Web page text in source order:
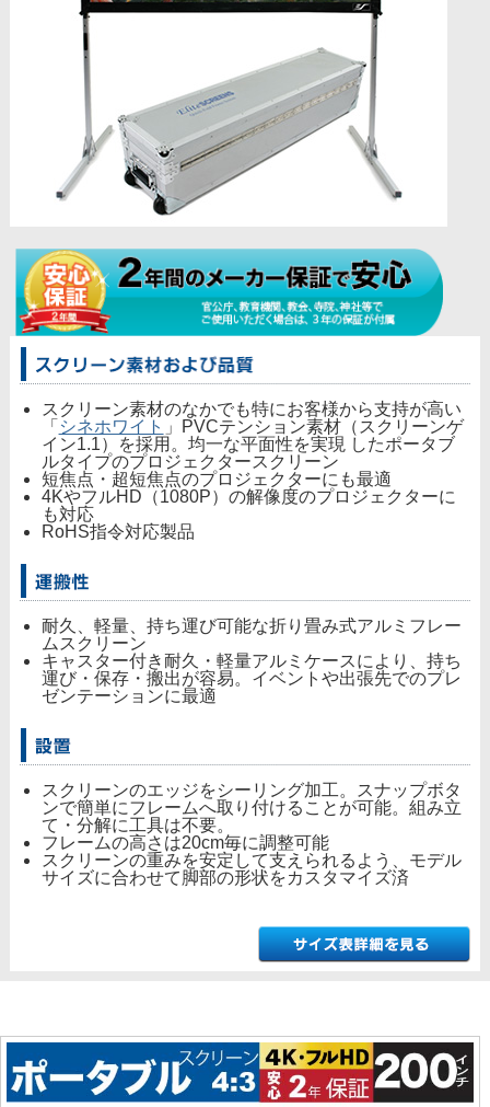
スクリーン素材のなかでも特にお客様から支持が高い
「 シネホワイト 」PVCテンション素材（スクリーンゲ
イン1.1）を採用。均一な平面性を実現 したポータブ
ルタイプのプロジェクタースクリーン
短焦点・超短焦点のプロジェクターにも最適
4KやフルHD（1080P）の解像度のプロジェクターに
も対応
RoHS指令対応製品
耐久、軽量、持ち運び可能な折り畳み式アルミフレー
ムスクリーン
キャスター付き耐久・軽量アルミケースにより、持ち
運び・保存・搬出が容易。イベントや出張先でのプレ
ゼンテーションに最適
スクリーンのエッジをシーリング加工。スナップボタ
ンで簡単にフレームへ取り付けることが可能。組み立
て・分解に工具は不要。
フレームの高さは20cm毎に調整可能
スクリーンの重みを安定して支えられるよう、モデル
サイズに合わせて脚部の形状をカスタマイズ済